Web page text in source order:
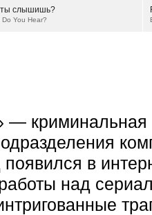
ты слышишь?
Do You Hear?
— криминальная
в
над